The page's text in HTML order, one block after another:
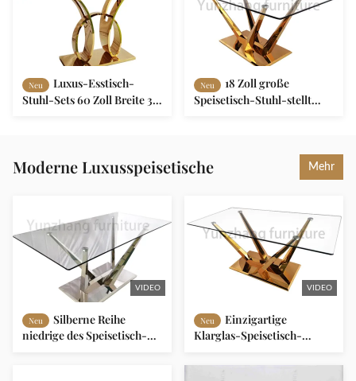
Neu
Luxus-Esstisch-
Stuhl-Sets 60 Zoll Breite 36
Neu
18 Zoll große
Speisetisch-Stuhl-stellt
Moderne Luxusspeisetische Mehr
VIDEO
Neu
Silberne Reihe
niedrige des Speisetisch-
VIDEO
Neu
Einzigartige
Klarglas-Speisetisch-
Familien-Gebrauch